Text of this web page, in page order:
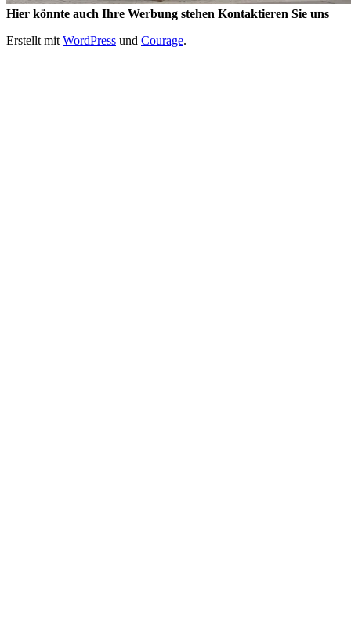
Hier könnte auch Ihre Werbung stehen Kontaktieren Sie uns
Erstellt mit WordPress und Courage.